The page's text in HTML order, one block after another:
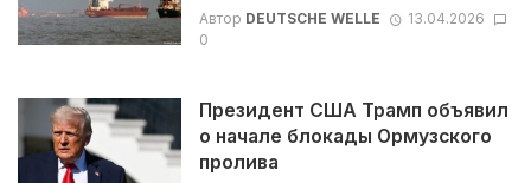
Автор DEUTSCHE WELLE
13.04.2026
0
Президент США Трамп объявил
о начале блокады Ормузского
пролива